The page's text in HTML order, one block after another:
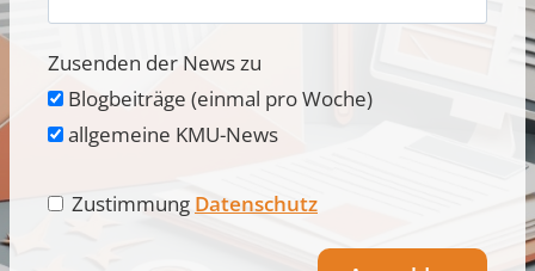
Zusenden der News zu
Blogbeiträge (einmal pro Woche)
allgemeine KMU-News
Zustimmung Datenschutz